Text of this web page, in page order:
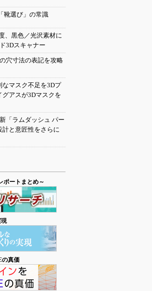
靴選び」の常識
、黒色／光沢素材に
3Dスキャナー
穴寸法の表記を攻略
なマスク不足を3Dプ
グアスが3Dマスクを
「ラムダッシュ パー
と意匠性をさらに
ポートまとめ～
の真価